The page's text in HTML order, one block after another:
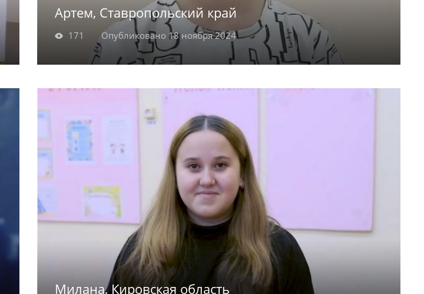
Артем, Ставропольский край
171 Опубликовано 18 ноября 2024
в 2014 году. Жизнерадостный, весёлый Артём любит погулять на
улице, поиграть с ребятами в прятки и догонялки. Он много
времени уделяет и творчеству, и спорту.
Милана, Кировская область